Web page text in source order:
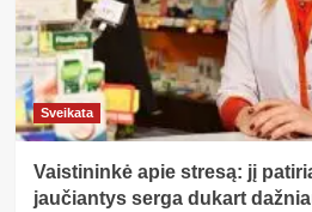
Sveikata
Vaistininkė apie stresą: jį
jaučiantys serga dukart